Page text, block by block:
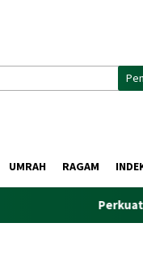
UMRAH RAGAM
Perkuat Literasi